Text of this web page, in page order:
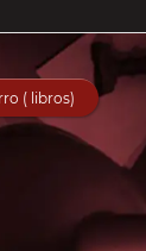
( libros)